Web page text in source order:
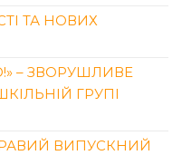
ТА НОВИХ
– ЗВОРУШЛИВЕ
ГРУПІ
ВИПУСКНИЙ